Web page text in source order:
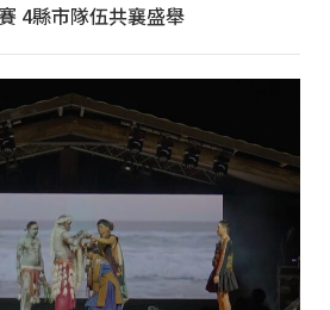
4縣市隊伍共襄盛舉